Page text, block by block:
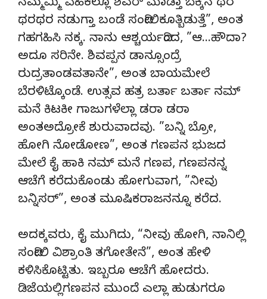
ನಮ್ಮಮ್ಮಿ ವೆಹಿಕಲ್ಲೂ ಶಿವರ್ ಮಾಡ್ತಾ ಬೆಕ್ಕಿನ ಥರ
ಥರಥರ ನಡುಗ್ತಾ ಬಂಡೆ ಸಂದೀಲಿಕೂತ್ಬಿಡುತ್ತೆ”, ಅಂತ
ಗಹಗಹಿಸಿ ನಕ್ಕ. ನಾನು ಆಶ್ಚರ್ಯದಿಂದ, ”ಆ…ಹೌದಾ?
ಅದೂ ಸರಿನೇ. ಶಿವಪ್ಪನ ಡಾನ್ಸೂಂದ್ರೆ
ರುದ್ರತಾಂಡವತಾನೇ”, ಅಂತ ಬಾಯಮೇಲೆ
ಬೆರಳಿಟ್ಕೊಂಡೆ. ಉತ್ಸವ ಹತ್ರ ಬರ್ತಾ ಬರ್ತಾ ನಮ್
ಮನೆ ಕಿಟಕೀ ಗಾಜುಗಳೆಲ್ಲಾ ಡರಾ ಡರಾ
ಅಂತಅದ್ರೋಕೆ ಶುರುವಾದವು. ”ಬನ್ನಿ ಬ್ರೋ,
ಹೋಗಿ ನೋಡೋಣ”, ಅಂತ ಗಣಪನ ಭುಜದ
ಮೇಲೆ ಕೈ ಹಾಕಿ ನಮ್ ಮನೆ ಗಣಪ, ಗಣಪನನ್ನ
ಆಚೆಗೆ ಕರೆದುಕೊಂಡು ಹೋಗುವಾಗ, ”ನೀವು
ಬನ್ನಿಸರ್”, ಅಂತ ಮೂಷಿಕರಾಜನನ್ನೂ ಕರೆದ.
ಅದಕ್ಕವರು, ಕೈ ಮುಗಿದು, “ನೀವು ಹೋಗಿ, ನಾನಿಲ್ಲಿ
ಸಂದೀಲಿ ವಿಶ್ರಾಂತಿ ತಗೋತೇನೆ”, ಅಂತ ಹೇಳಿ
ಕಳಿಸಿಕೊಟ್ಟಿತು. ಇಬ್ಬರೂ ಆಚೆಗೆ ಹೋದರು.
ಡಿಜೆಯಲ್ಲಿಗಣಪನ ಮುಂದೆ ಎಲ್ಲಾ ಹುಡುಗರೂ